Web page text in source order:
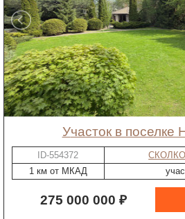
участок в
ID-554372
1 км от МКАД
275 000 000 ₽